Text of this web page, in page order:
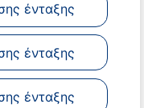
ένταξης
ένταξης
ένταξης